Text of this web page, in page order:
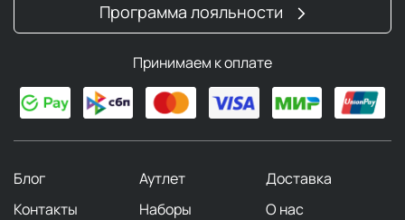
Программа лояльности
Принимаем к оплате
Блог Аутлет
Доставка
Контакты
Наборы
О нас